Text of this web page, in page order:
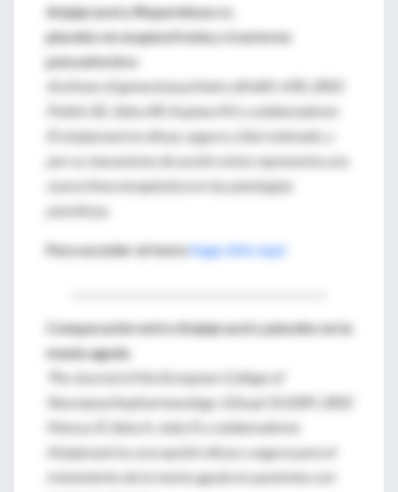
Aripiprazol y Risperidonavs.
placebo en esquizofrenia y trastorno
psicoafectivo
Archives of general psychiatry 60:681-690, 2003
Potkin SG, Saha AR, Kujawa MJ y colaboradores
El aripiprazol es eficaz, seguro y bien tolerado, y
por su mecanismo de acción único representa una
nueva línea terapéutica en las patologías
psicóticas.
Para acceder al textohaga click aquí
Comparación entre Aripiprazol y placebo en la
manía aguda
The Journal of the European College of
Neuropsychopharmacology 12(supl 3):S289, 2002
Marcus R, Saha A, Jody D y colaboradores
Aripiprazol es una opción eficaz y segura para el
tratamiento de la manía aguda en pacientes con